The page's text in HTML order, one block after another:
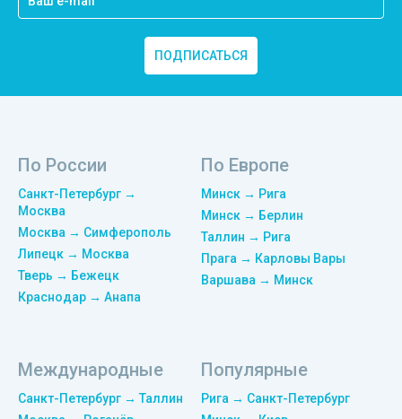
ПОДПИСАТЬСЯ
По России
Санкт-Петербург →
Москва
Москва → Симферополь
Липецк → Москва
Тверь → Бежецк
Краснодар → Анапа
По Европе
Минск → Рига
Минск → Берлин
Таллин → Рига
Прага → Карловы Вары
Варшава → Минск
Международные
Санкт-Петербург → Таллин
Популярные
Рига → Санкт-Петербург